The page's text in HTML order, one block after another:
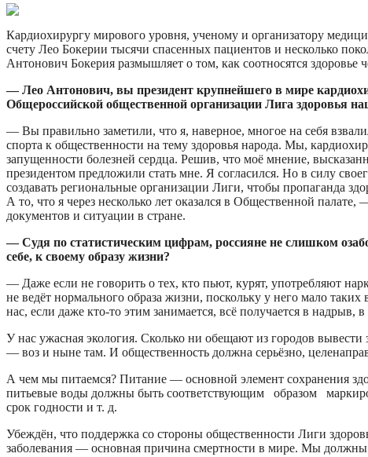
Кардиохирургу мирового уровня, ученому и организатору
счету Лео Бокерии тысячи спасенных пациентов и несколько
Антонович Бокерия размышляет о том, как соотносятся
— Лео Антонович, вы президент крупнейшего в мире
Общероссийской общественной организации Лига здоровья
— Вы правильно заметили, что я, наверное, многое на себя
спорта к общественности на тему здоровья народа. Мы,
запущенности болезней сердца. Решив, что моё мнение,
президентом предложили стать мне. Я согласился. Но в силу
создавать региональные организации Лиги, чтобы пропаганда
А то, что я через несколько лет оказался в Общественной
документов и ситуации в стране.
— Судя по статистическим цифрам, россияне не слишком
себе, к своему образу жизни?
— Даже если не говорить о тех, кто пьют, курят, употребляют
не ведёт нормального образа жизни, поскольку у него мало
нас, если даже кто-то этим занимается, всё получается в надрыв,
У нас ужасная экология. Сколько ни обещают из городов
— воз и ныне там. И общественность должна серьёзно,
А чем мы питаемся? Питание — основной элемент сохранения
питьевые воды должны быть соответствующим образом
срок годности и т. д.
Убеждён, что поддержка со стороны общественности Лиги
заболевания — основная причина смертности в мире. Мы